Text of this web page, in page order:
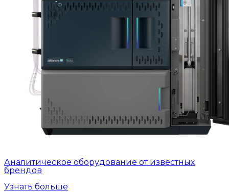
Аналитическое оборудование от известных
брендов
Узнать больше